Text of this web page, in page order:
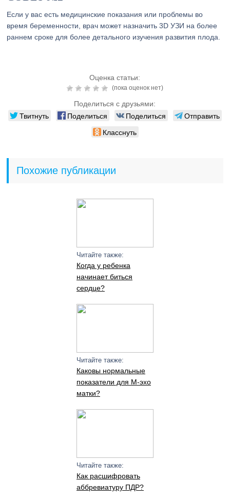
Если у вас есть медицинские показания или проблемы во
время беременности, врач может назначить 3D УЗИ на более
раннем сроке для более детального изучения развития плода.
Оценка статьи:
(пока оценок нет)
Поделиться с друзьями:
Твитнуть Поделиться Поделиться
Отправить
Класснуть
Похожие публикации
Читайте также:
Когда у ребенка
начинает биться
сердце?
Читайте также:
Каковы нормальные
показатели для М-эхо
матки?
Читайте также:
Как расшифровать
аббревиатуру ПДР?